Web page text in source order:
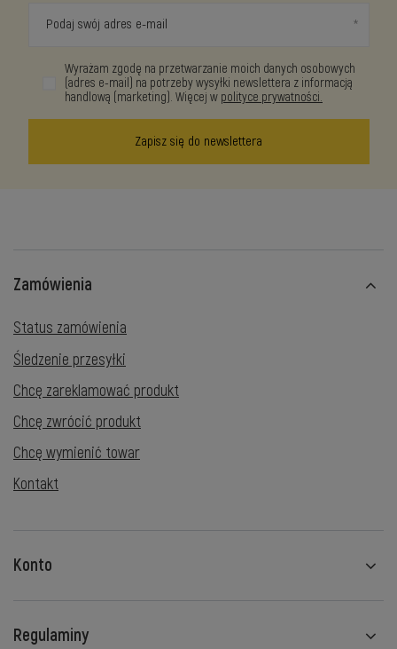
Podaj swój adres e-mail
Wyrażam zgodę na przetwarzanie moich danych osobowych
(adres e-mail) na potrzeby wysyłki newslettera z informacją
handlową (marketing). Więcej w polityce prywatności.
Zapisz się do newslettera
Zamówienia
Status zamówienia
Śledzenie przesyłki
Chcę zareklamować produkt
Chcę zwrócić produkt
Chcę wymienić towar
Kontakt
Konto
Regulaminy